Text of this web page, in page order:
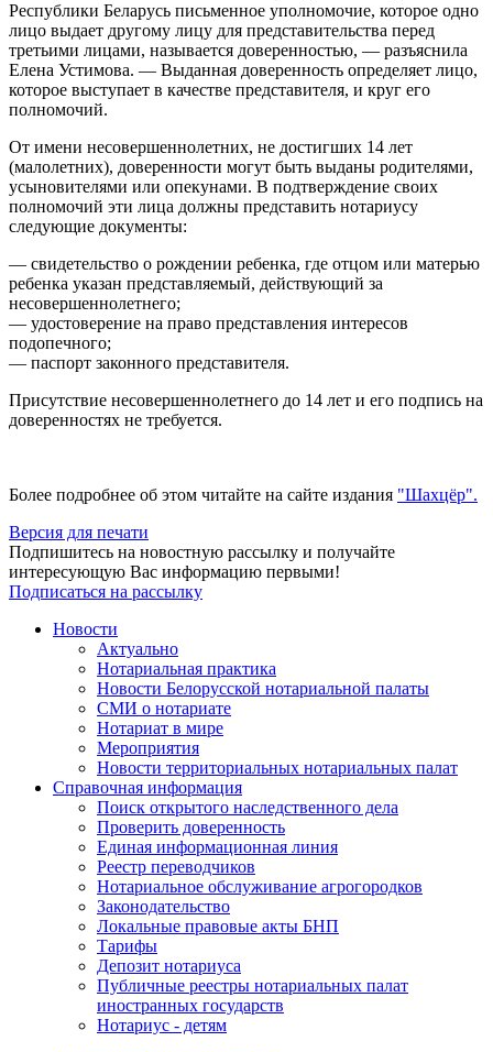
Республики Беларусь письменное уполномочие, которое одно
лицо выдает другому лицу для представительства перед
третьими лицами, называется доверенностью, — разъяснила
Елена Устимова. — Выданная доверенность определяет лицо,
которое выступает в качестве представителя, и круг его
полномочий.
От имени несовершеннолетних, не достигших 14 лет
(малолетних), доверенности могут быть выданы родителями,
усыновителями или опекунами. В подтверждение своих
полномочий эти лица должны представить нотариусу
следующие документы:
— свидетельство о рождении ребенка, где отцом или матерью
ребенка указан представляемый, действующий за
несовершеннолетнего;
— удостоверение на право представления интересов
подопечного;
— паспорт законного представителя.
Присутствие несовершеннолетнего до 14 лет и его подпись на
доверенностях не требуется.
Более подробнее об этом читайте на сайте издания "Шахцёр".
Версия для печати
Подпишитесь на новостную рассылку и получайте
интересующую Вас информацию первыми!
Подписаться на рассылку
Новости
Актуально
Нотариальная практика
Новости Белорусской нотариальной палаты
СМИ о нотариате
Нотариат в мире
Мероприятия
Новости территориальных нотариальных палат
Справочная информация
Поиск открытого наследственного дела
Проверить доверенность
Единая информационная линия
Реестр переводчиков
Нотариальное обслуживание агрогородков
Законодательство
Локальные правовые акты БНП
Тарифы
Депозит нотариуса
Публичные реестры нотариальных палат
иностранных государств
Нотариус - детям